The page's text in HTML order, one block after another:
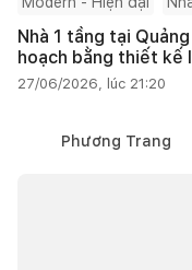
Nhà 1 tầng tại
hoạch bằng thiết kế
27/06/2026, lúc 21:20
Phương Trang